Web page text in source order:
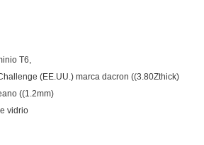
T6,
(EE.UU.) marca dacron ((3.80Zthick)
((1.2mm)
vidrio